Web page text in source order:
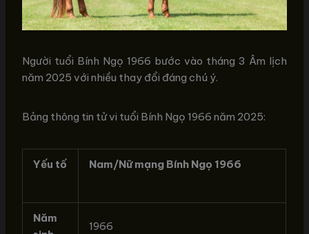
Người tuổi Bính Ngọ 1966 bước vào tháng 3 Âm lịch
năm 2025 với nhiều thay đổi đáng chú ý.
Bảng thông tin tử vi tuổi Bính Ngọ 1966 năm 2025:
Yếu tố Nam/Nữ mạng Bính Ngọ 1966
Năm
1966